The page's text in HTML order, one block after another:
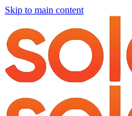
Skip to main content